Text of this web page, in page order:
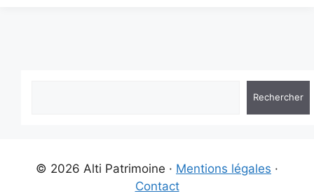
Rechercher
© 2026 Alti Patrimoine · Mentions légales ·
Contact